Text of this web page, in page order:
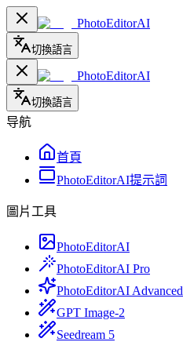
PhotoEditorAI
切換語言
PhotoEditorAI
切換語言
导航
首頁
PhotoEditorAI提示詞
圖片工具
PhotoEditorAI
PhotoEditorAI Pro
PhotoEditorAI Advanced
GPT Image-2
Seedream 5